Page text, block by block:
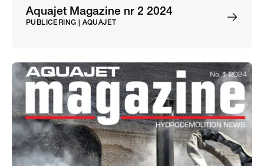
Aquajet Magazine nr 2 2024
PUBLICERING | AQUAJET